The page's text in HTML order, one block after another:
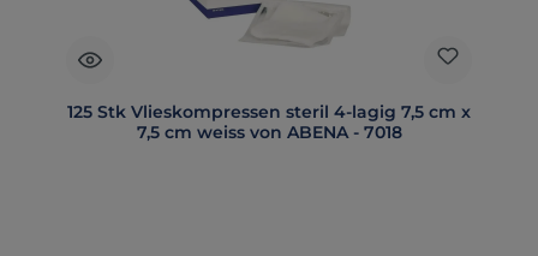
125 Stk Vlieskompressen steril 4-lagig 7,5 cm x
7,5 cm weiss von ABENA - 7018